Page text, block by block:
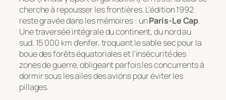
cherche à repousser les frontières. L’édition 1992
reste gravée dans les mémoires : unParis-Le Cap.
Une traversée intégrale du continent, du nord au
sud. 15 000 km d’enfer, troquant le sable sec pour la
boue des forêts équatoriales et l’insécurité des
zones de guerre, obligeant parfois les concurrents à
dormir sous les ailes des avions pour éviter les
pillages.